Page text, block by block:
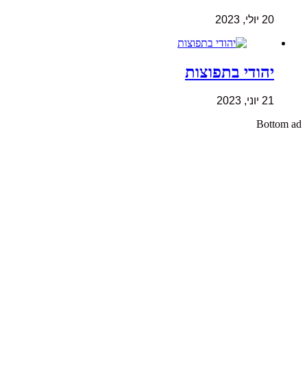
20 יולי, 2023
יהודי בתפוצות
21 יוני, 2023
Bottom ad